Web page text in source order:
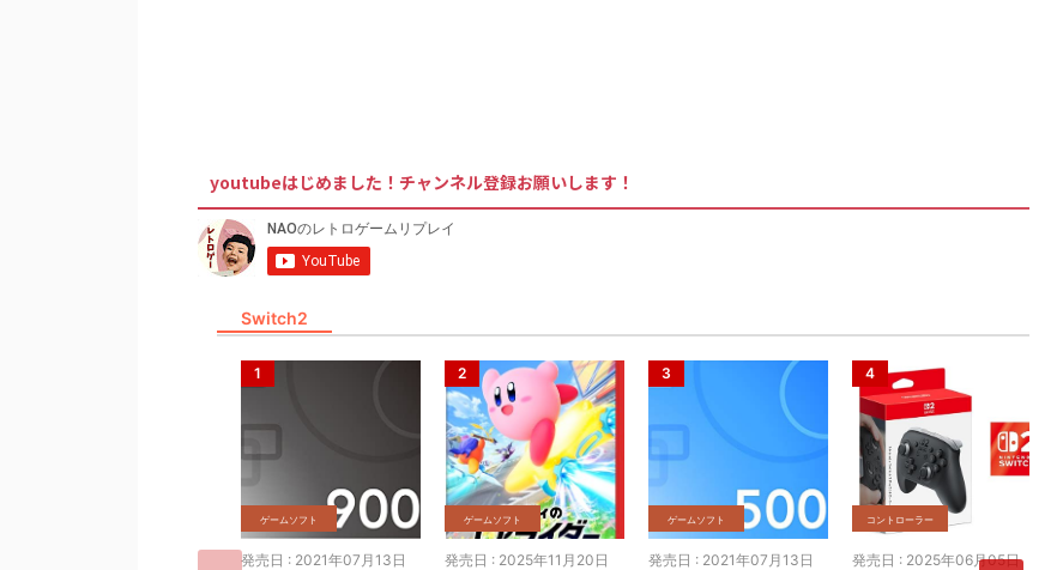
youtubeはじめました！チャンネル登録お願いします！
Switch2
ゲームソフト
発売日 : 2021年07月13日
ゲームソフト
発売日 : 2025年11月20日
ゲームソフト
発売日 : 2021年07月13日
コントローラー
発売日 : 2025年06月05日